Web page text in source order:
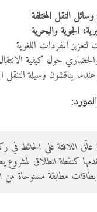
النقل المختلفة
الجوية والبحرية
المفردات اللغوية
والحضاري حول كيفية
يناقشون وسيلة التنقل
علّق اللافتة على الحائط في
كنقطة انطلاق
مطابقة مستوحاة من